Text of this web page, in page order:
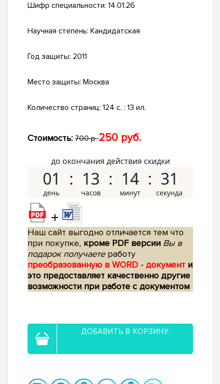
Шифр специальности: 14.01.26
Научная степень: Кандидатская
Год защиты: 2011
Место защиты: Москва
Количество страниц: 124 с. : 13 ил.
Стоимость: 700 р.250 руб.
до окончания действия скидки
01 13 14 30
+
Наш сайт выгодно отличается тем что
при покупке, кроме PDF версии Вы в
подарок получаетеработу
преобразованную в WORD - документ и
это предоставляет качественно другие
возможности при работе с документом
ДОБАВИТЬ В КОРЗИНУ